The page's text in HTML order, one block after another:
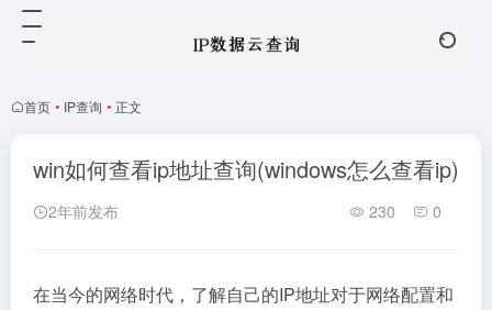
首页 • IP查询 • 正文
win如何查看ip地址查询(windows怎么查看ip)
2年前发布 230 0
在当今的网络时代，了解自己的IP地址对于网络配置和